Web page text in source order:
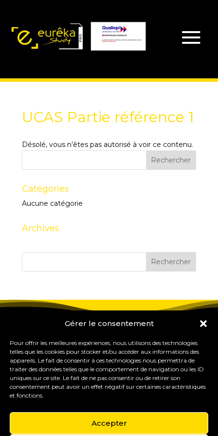
Gérer le consentement
Pour offrir les meilleures expériences, nous utilisons des technologies
telles que les cookies pour stocker et/ou accéder aux informations des
appareils. Le fait de consentir à ces technologies nous permettra de
traiter des données telles que le comportement de navigation ou les ID
uniques sur ce site. Le fait de ne pas consentir ou de retirer son
consentement peut avoir un effet négatif sur certaines caractéristiques
et fonctions.
Accepter
UCAS Partie référence 1
Désolé, vous n’êtes pas autorisé à voir ce contenu.
Catégories
Aucune catégorie
Archives